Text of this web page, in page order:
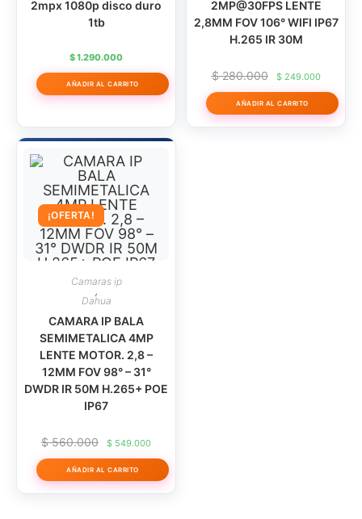
2mpx 1080p disco duro
1tb
$1.290.000
AÑADIR AL CARRITO
2MP@30FPS LENTE
2,8MM FOV 106° WIFI IP67
H.265 IR 30M
$280.000
El
original
era:
$ 280.000.
$249.000El
actual
es:
$
AÑADIR AL CARRITO
¡OFERTA!
Camaras ip
,
Dahua
CAMARA IP BALA
SEMIMETALICA 4MP
LENTE MOTOR. 2,8 –
12MM FOV 98° – 31°
DWDR IR 50M H.265+ POE
IP67
$560.000
El
original
era:
$ 560.000.
$ 549.000El
actual
es:
$ 549.000.
AÑADIR AL CARRITO